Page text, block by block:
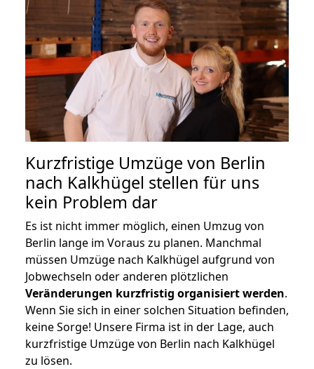
Kurzfristige Umzüge von Berlin
nach Kalkhügel stellen für uns
kein Problem dar
Es ist nicht immer möglich, einen Umzug von
Berlin lange im Voraus zu planen. Manchmal
müssen Umzüge nach Kalkhügel aufgrund von
Jobwechseln oder anderen plötzlichen
Veränderungen kurzfristig organisiert werden.
Wenn Sie sich in einer solchen Situation befinden,
keine Sorge! Unsere Firma ist in der Lage, auch
kurzfristige Umzüge von Berlin nach Kalkhügel
zu lösen.